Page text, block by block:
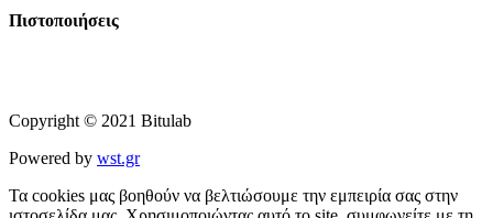
Πιστοποιήσεις
Copyright © 2021 Bitulab
Powered by wst.gr
Τα cookies μας βοηθούν να βελτιώσουμε την εμπειρία σας στην